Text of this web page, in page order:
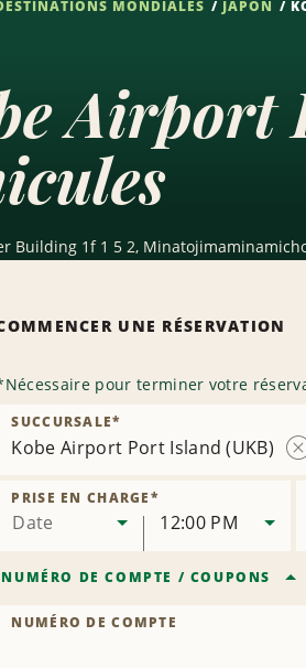
MONDIALES JAPON
Airport
Building 1f 1 5 2,
UNE RÉSERVATION
Nécessaire pour terminer votre
Kobe Airport Port Island (UKB)
SUCCURSALE*
Date
PRISE EN CHARGE*
12:00 PM
NUMÉRO DE COMPTE / COUPONS
NUMÉRO DE COMPTE